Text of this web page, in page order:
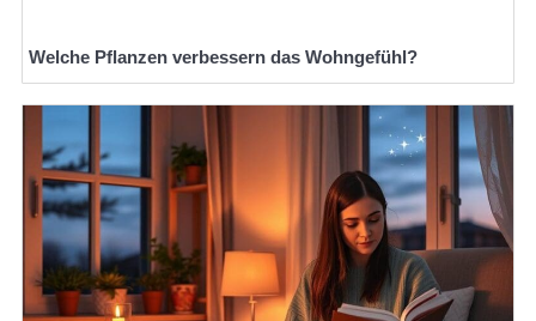
Welche Pflanzen verbessern das Wohngefühl?